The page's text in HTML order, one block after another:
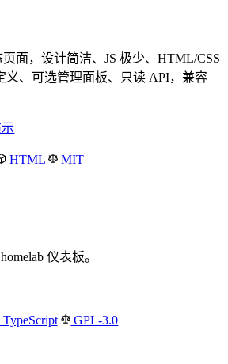
面，设计简洁、JS 极少、HTML/CSS
义、可选管理面板、只读 API，兼容
HTML MIT
仪表板。
TypeScript GPL-3.0